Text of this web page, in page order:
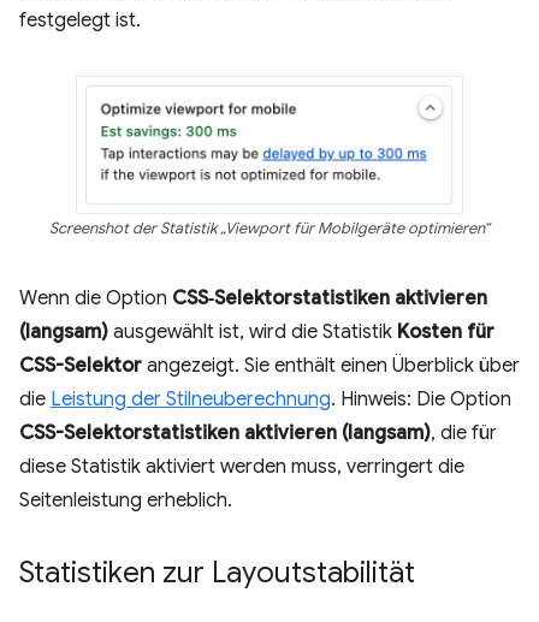
festgelegt ist.
Screenshot der Statistik „Viewport für Mobilgeräte optimieren“
Wenn die Option CSS‑Selektorstatistiken aktivieren
(langsam) ausgewählt ist, wird die Statistik Kosten für
CSS-Selektor angezeigt. Sie enthält einen Überblick über
die Leistung der Stilneuberechnung. Hinweis: Die Option
CSS-Selektorstatistiken aktivieren (langsam), die für
diese Statistik aktiviert werden muss, verringert die
Seitenleistung erheblich.
Statistiken zur Layoutstabilität